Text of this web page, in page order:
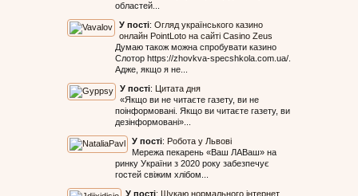
областей...
У пості: Огляд українського казино
онлайн PointLoto на сайті Casino Zeus
Думаю також можна спробувати казино
Слотор https://zhovkva-specshkola.com.ua/.
Адже, якщо я не...
У пості: Цитата дня
«Якщо ви не читаєте газету, ви не
поінформовані. Якщо ви читаєте газету, ви
дезінформовані»...
У пості: Робота у Львові
Мережа пекарень «Ваш ЛАВаш» на
ринку України з 2020 року забезпечує
гостей свіжим хлібом...
У пості: Шукаю нормального інтернет